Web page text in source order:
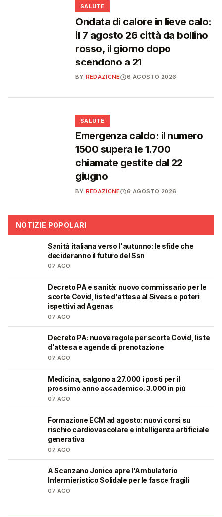
SALUTE
Ondata di calore in lieve calo:
il 7 agosto 26 città da bollino
rosso, il giorno dopo
scendono a 21
BY REDAZIONE 6 AGOSTO 2026
SALUTE
Emergenza caldo: il numero
1500 supera le 1.700
chiamate gestite dal 22
giugno
BY REDAZIONE 6 AGOSTO 2026
NOTIZIE POPOLARI
Sanità italiana verso l'autunno: le sfide che
decideranno il futuro del Ssn
07 AGO
Decreto PA e sanità: nuovo commissario per le
scorte Covid, liste d'attesa al Siveas e poteri
ispettivi ad Agenas
07 AGO
Decreto PA: nuove regole per scorte Covid, liste
d'attesa e agende di prenotazione
07 AGO
Medicina, salgono a 27.000 i posti per il
prossimo anno accademico: 3.000 in più
07 AGO
Formazione ECM ad agosto: nuovi corsi su
rischio cardiovascolare e intelligenza artificiale
generativa
07 AGO
A Scanzano Jonico apre l'Ambulatorio
Infermieristico Solidale per le fasce fragili
07 AGO